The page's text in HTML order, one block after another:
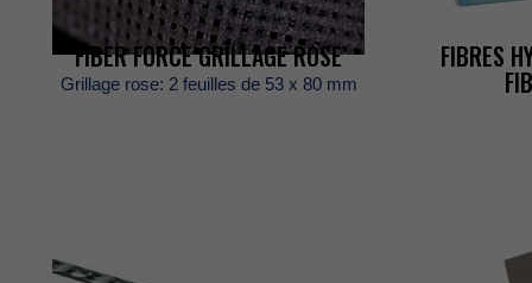
FIBERFORCEGRILLAGEROSE
Grillagerose:2feuillesde53x80mm